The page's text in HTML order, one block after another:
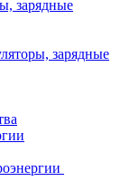
зарядные
зарядные